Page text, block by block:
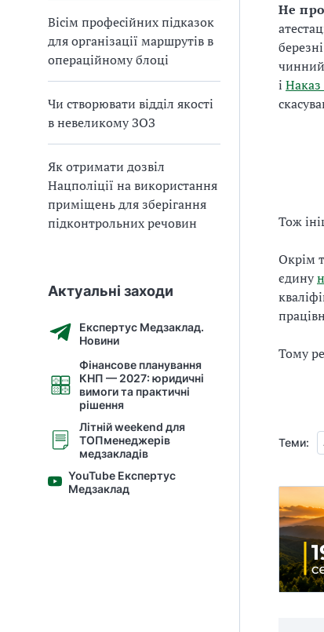
Вісім професійних підказок
для організації маршрутів в
операційному блоці
Чи створювати відділ якості
в невеликому ЗОЗ
Як отримати дозвіл
Нацполіції на використання
приміщень для зберігання
підконтрольних речовин
Актуальні заходи
Експертус Медзаклад.
Новини
Фінансове планування
КНП — 2027: юридичні
вимоги та практичні
рішення
Літній weekend для
ТОПменеджерів
медзакладів
YouTube Експертус
Медзаклад
Не
чинний
і
Тож
Окрім
єдину
Тому
Теми: